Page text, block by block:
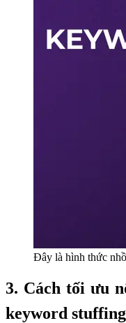
Đây là hình thức
3. Cách tối ưu
keyword stuffing